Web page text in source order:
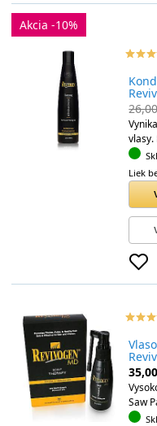
Akcia -10%
star_borderstar_borderstar_border
starstarstar
Liek
star_borderstar_borderstar_border
starstarstar
Saw